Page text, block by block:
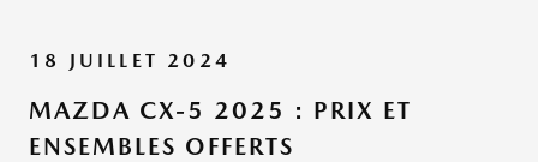
18 JUILLET 2024
MAZDA CX-5 2025 : PRIX ET
ENSEMBLES OFFERTS